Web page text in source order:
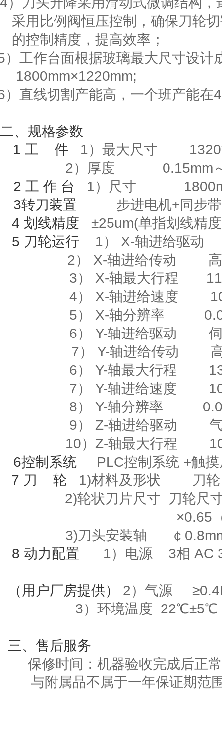
采用比例阀恒压控制，确保刀轮
的控制精度，提高效率；
）工作台面根据玻璃最大尺寸设计
1800mm×1220mm;
）直线切割产能高，一个班产能在
二、规格参数
1 工 件 1）最大尺寸
2）厚度
0.15mm
2工作 台 1）尺寸
3转刀装置 步进电机+同步
4划线精度 ±25um(单指划线精
5 刀轮运行 1） X-轴进给驱动
2）
X-轴进给传动
3）
X-轴最大行程
4）
X-轴进给速度
5）
X-轴分辨率
6）
Y-轴进给驱动
7） Y-轴进给传动
6）
Y-轴最大行程
7）
Y-轴进给速度
8）
Y-轴分辨率
9）
Z-轴进给驱动
10） Z-轴最大行程
6控制系统 PLC控制系统 +触
7 刀 轮 1)材料及形状
刀轮
2)轮状刀片尺寸
刀轮尺
×0.65
3)刀头安装轴
￠
8 动力配置 1）电源 3相 AC
（用户厂房提供） 2）气源 ≥
3）环境温度 22℃±5℃
三、售后服务
保修时间：机器验收完成后正
与附属品不属于一年保证期范